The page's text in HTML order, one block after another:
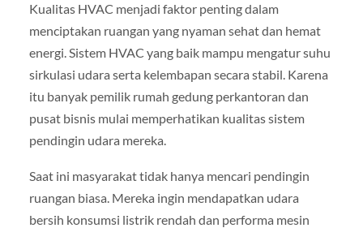
Kualitas HVAC menjadi faktor penting dalam
menciptakan ruangan yang nyaman sehat dan hemat
energi. Sistem HVAC yang baik mampu mengatur suhu
sirkulasi udara serta kelembapan secara stabil. Karena
itu banyak pemilik rumah gedung perkantoran dan
pusat bisnis mulai memperhatikan kualitas sistem
pendingin udara mereka.
Saat ini masyarakat tidak hanya mencari pendingin
ruangan biasa. Mereka ingin mendapatkan udara
bersih konsumsi listrik rendah dan performa mesin